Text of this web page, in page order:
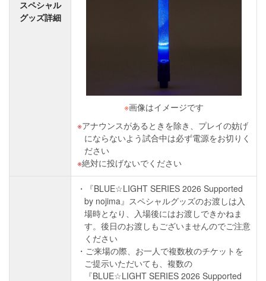
スペシャル
グッズ詳細
※画像はイメージです
アナウンスがあるときを除き、プレイの妨げ
にならないよう試合中は必ず電源をお切りく
ださい
絶対に投げないでください
『BLUE☆LIGHT SERIES 2026 Supported
by nojima』スペシャルグッズのお渡しは入
場時となり、入場後にはお渡しできかねま
す。後日のお渡しもございませんのでご注意
ください
ご来場の際、お一人で複数枚のチケットを
ご提示いただいても、複数の
『BLUE☆LIGHT SERIES 2026 Supported